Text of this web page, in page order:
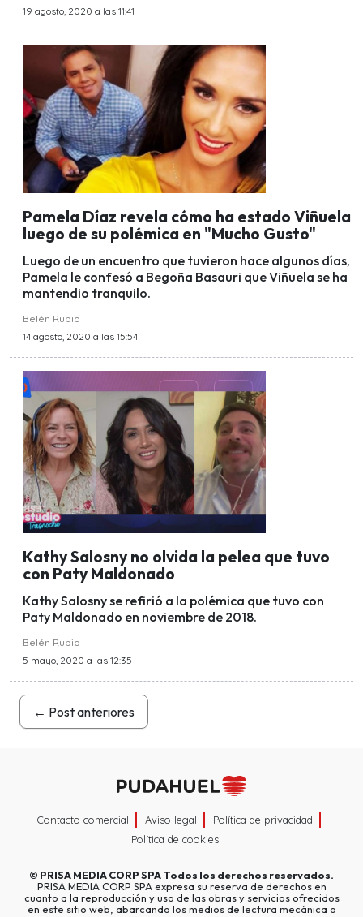
19 agosto, 2020 a las 11:41
Pamela Díaz revela cómo ha estado Viñuela
luego de su polémica en "Mucho Gusto"
Luego de un encuentro que tuvieron hace algunos días,
Pamela le confesó a Begoña Basauri que Viñuela se ha
mantendio tranquilo.
Belén Rubio
14 agosto, 2020 a las 15:54
Kathy Salosny no olvida la pelea que tuvo
con Paty Maldonado
Kathy Salosny se refirió a la polémica que tuvo con
Paty Maldonado en noviembre de 2018.
Belén Rubio
5 mayo, 2020 a las 12:35
← Post anteriores
Contacto comercial Aviso legal
Política de privacidad
Política de cookies
© PRISA MEDIA CORP SPATodos los derechos reservados.
PRISA MEDIA CORP SPA expresa su reserva de derechos en
cuanto a la reproducción y uso de las obras y servicios ofrecidos
en este sitio web, abarcando los medios de lectura mecánica o